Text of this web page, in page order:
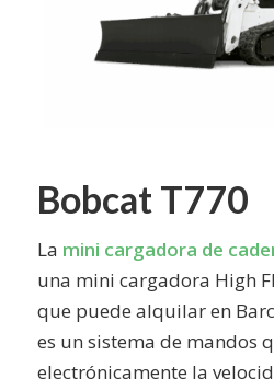
Bobcat T770
La mini cargadora de
una mini cargadora High
que puede alquilar en
es un sistema de mandos
electrónicamente la